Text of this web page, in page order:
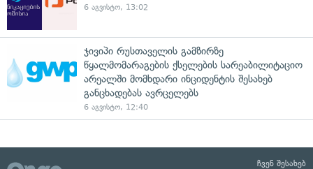
6 აგვისტო, 13:02
ჯივიპი რუსთაველის გამზირზე
წყალმომარაგების ქსელების სარეაბილიტაციო
არეალში მომხდარი ინციდენტის შესახებ
განცხადებას ავრცელებს
6 აგვისტო, 12:40
ჩვენ შესახებ